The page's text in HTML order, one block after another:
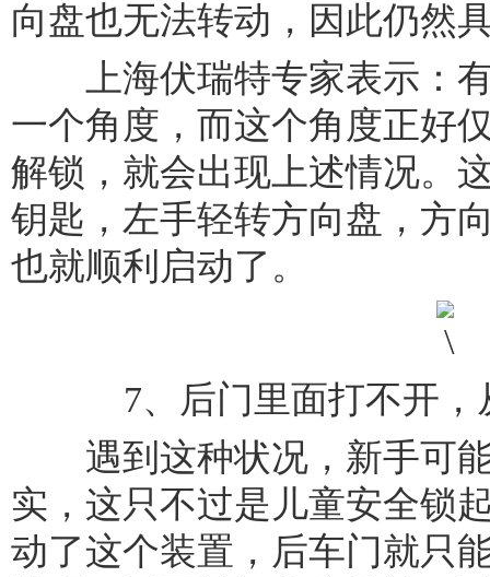
向盘也无法转动，因此仍然
上海伏瑞特专家表示：有
一个角度，而这个角度正好
解锁，就会出现上述情况。
钥匙，左手轻转方向盘，方
也就顺利启动了。
7、后门里面打不开
遇到这种状况，新手可能
实，这只不过是儿童安全锁
动了这个装置，后车门就只